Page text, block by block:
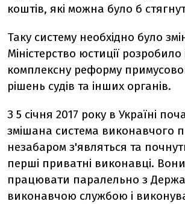
коштів, які можна було б
Таку систему необхідно було
Міністерство юстиції розробило
комплексну реформу
рішень судів та інших органів.
З 5 січня 2017 року в Україні
змішана система виконавчого
незабаром з'являться та
перші приватні виконавці.
працювати паралельно з
виконавчою службою і